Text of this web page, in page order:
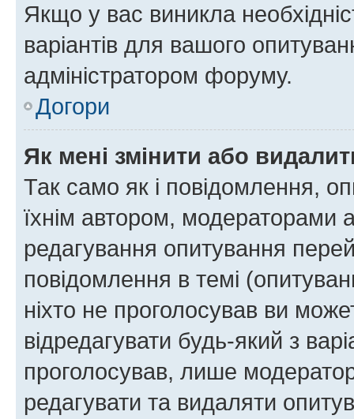
Якщо у вас виникла
варіантів для вашого
адміністратором форуму.
Догори
Як мені змінити або
Так само як і повідомлення,
їхнім автором, модераторами
редагування опитування
повідомлення в темі
ніхто не проголосував ви
відредагувати будь-який з
проголосував, лише
редагувати та видаляти